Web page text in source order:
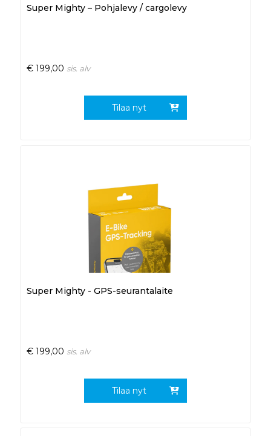
Super Mighty – Pohjalevy / cargolevy
€ 199,00 sis. alv
Tilaa nyt
Super Mighty - GPS-seurantalaite
€ 199,00 sis. alv
Tilaa nyt